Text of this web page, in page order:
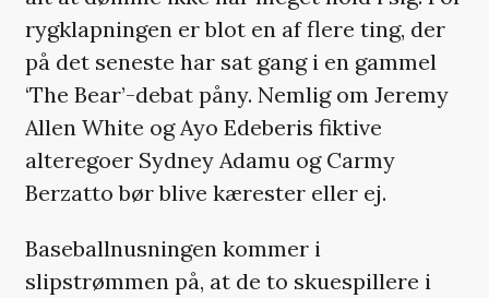
rygklapningen er blot en af flere ting, der
på det seneste har sat gang i en gammel
‘The Bear’-debat påny. Nemlig om Jeremy
Allen White og Ayo Edeberis fiktive
alteregoer Sydney Adamu og Carmy
Berzatto bør blive kærester eller ej.
Baseballnusningen kommer i
slipstrømmen på, at de to skuespillere i